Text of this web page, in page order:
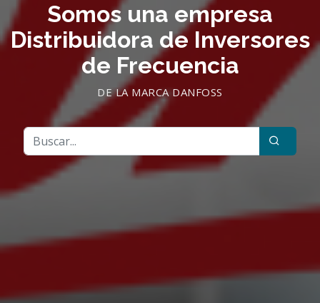
Somos una empresa
Distribuidora de Inversores
de Frecuencia
DE LA MARCA DANFOSS